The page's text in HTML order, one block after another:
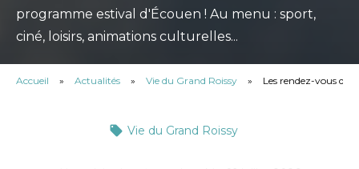
programme estival d'Écouen ! Au menu : sport,
ciné, loisirs, animations culturelles...
Accueil » Actualités » Vie du Grand Roissy » Les rendez-vous de
Vie du Grand Roissy